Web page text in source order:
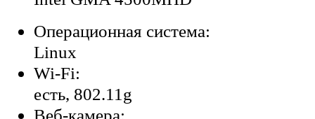
Операционная система:
Linux
Wi-Fi:
есть, 802.11g